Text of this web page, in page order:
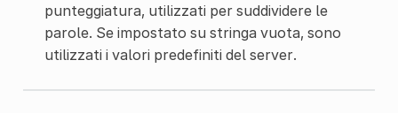
punteggiatura, utilizzati per suddividere le
parole. Se impostato su stringa vuota, sono
utilizzati i valori predefiniti del server.